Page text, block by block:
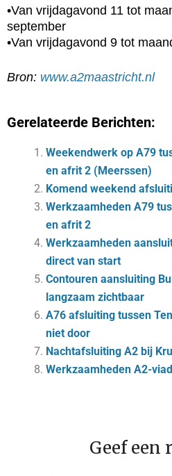
•Van vrijdagavond 11 tot
september
•Van vrijdagavond 9 tot
Bron: www.a2maastricht.nl
Gerelateerde Berichten:
Weekendwerk op A79
en afrit 2 (Meerssen)
Komend weekend
Werkzaamheden A79
en afrit 2
Werkzaamheden
direct van start
Contouren aansluiting
langzaam zichtbaar
A76 afsluiting tussen
niet door
Nachtafsluiting A2 bij
Werkzaamheden A2-
Geef een